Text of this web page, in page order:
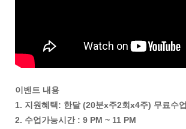
이벤트 내용
1. 지원혜택: 한달 (20분x주2회x4주) 무료수업
2. 수업가능시간 : 9 PM ~ 11 PM